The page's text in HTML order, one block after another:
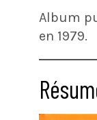
Album
en 1979.